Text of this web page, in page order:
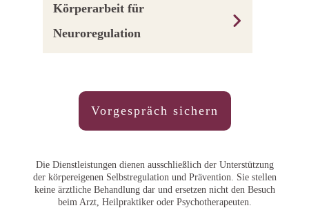
Körperarbeit für
Neuroregulation
Vorgespräch sichern
Die Dienstleistungen dienen ausschließlich der Unterstützung
der körpereigenen Selbstregulation und Prävention. Sie stellen
keine ärztliche Behandlung dar und ersetzen nicht den Besuch
beim Arzt, Heilpraktiker oder Psychotherapeuten.